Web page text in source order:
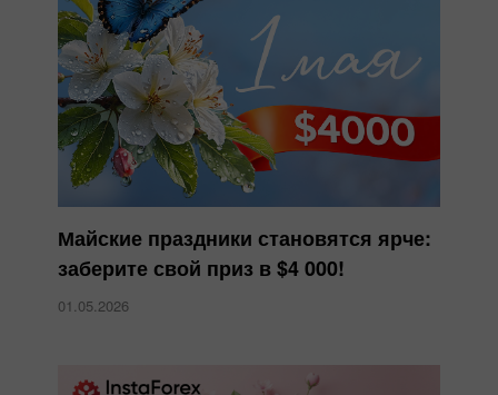
Майские праздники становятся ярче:
заберите свой приз в $4 000!
01.05.2026